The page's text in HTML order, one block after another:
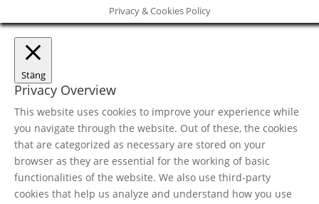
Privacy & Cookies Policy
Stäng
Privacy Overview
This website uses cookies to improve your experience while
you navigate through the website. Out of these, the cookies
that are categorized as necessary are stored on your
browser as they are essential for the working of basic
functionalities of the website. We also use third-party
cookies that help us analyze and understand how you use